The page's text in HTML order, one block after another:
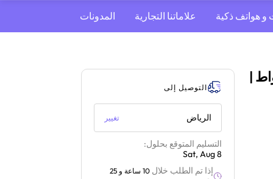
و هواتف ذكية علاماتنا التجارية المدونات
باناسونيك مستقل | 1000 واط |
التوصيل إلى
الرياض تغيير
التسليم المتوقع بحلول:
Sat, Aug 8
إذا تم الطلب خلال
10 ساعة و 25